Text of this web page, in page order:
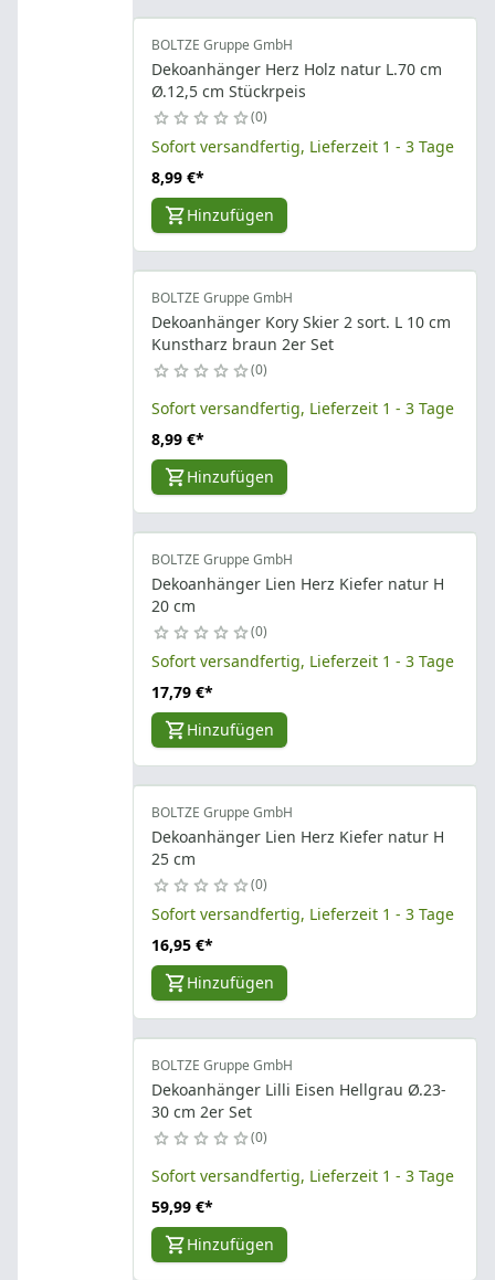
BOLTZE Gruppe GmbH
Dekoanhänger Herz Holz natur L.70 cm
Ø.12,5 cm Stückrpeis
0
Sofort versandfertig, Lieferzeit 1 - 3 Tage
8,99 €*
Hinzufügen
BOLTZE Gruppe GmbH
Dekoanhänger Kory Skier 2 sort. L 10 cm
Kunstharz braun 2er Set
0
Sofort versandfertig, Lieferzeit 1 - 3 Tage
8,99 €*
Hinzufügen
BOLTZE Gruppe GmbH
Dekoanhänger Lien Herz Kiefer natur H
20 cm
0
Sofort versandfertig, Lieferzeit 1 - 3 Tage
17,79 €*
Hinzufügen
BOLTZE Gruppe GmbH
Dekoanhänger Lien Herz Kiefer natur H
25 cm
0
Sofort versandfertig, Lieferzeit 1 - 3 Tage
16,95 €*
Hinzufügen
BOLTZE Gruppe GmbH
Dekoanhänger Lilli Eisen Hellgrau Ø.23-
30 cm 2er Set
0
Sofort versandfertig, Lieferzeit 1 - 3 Tage
59,99 €*
Hinzufügen